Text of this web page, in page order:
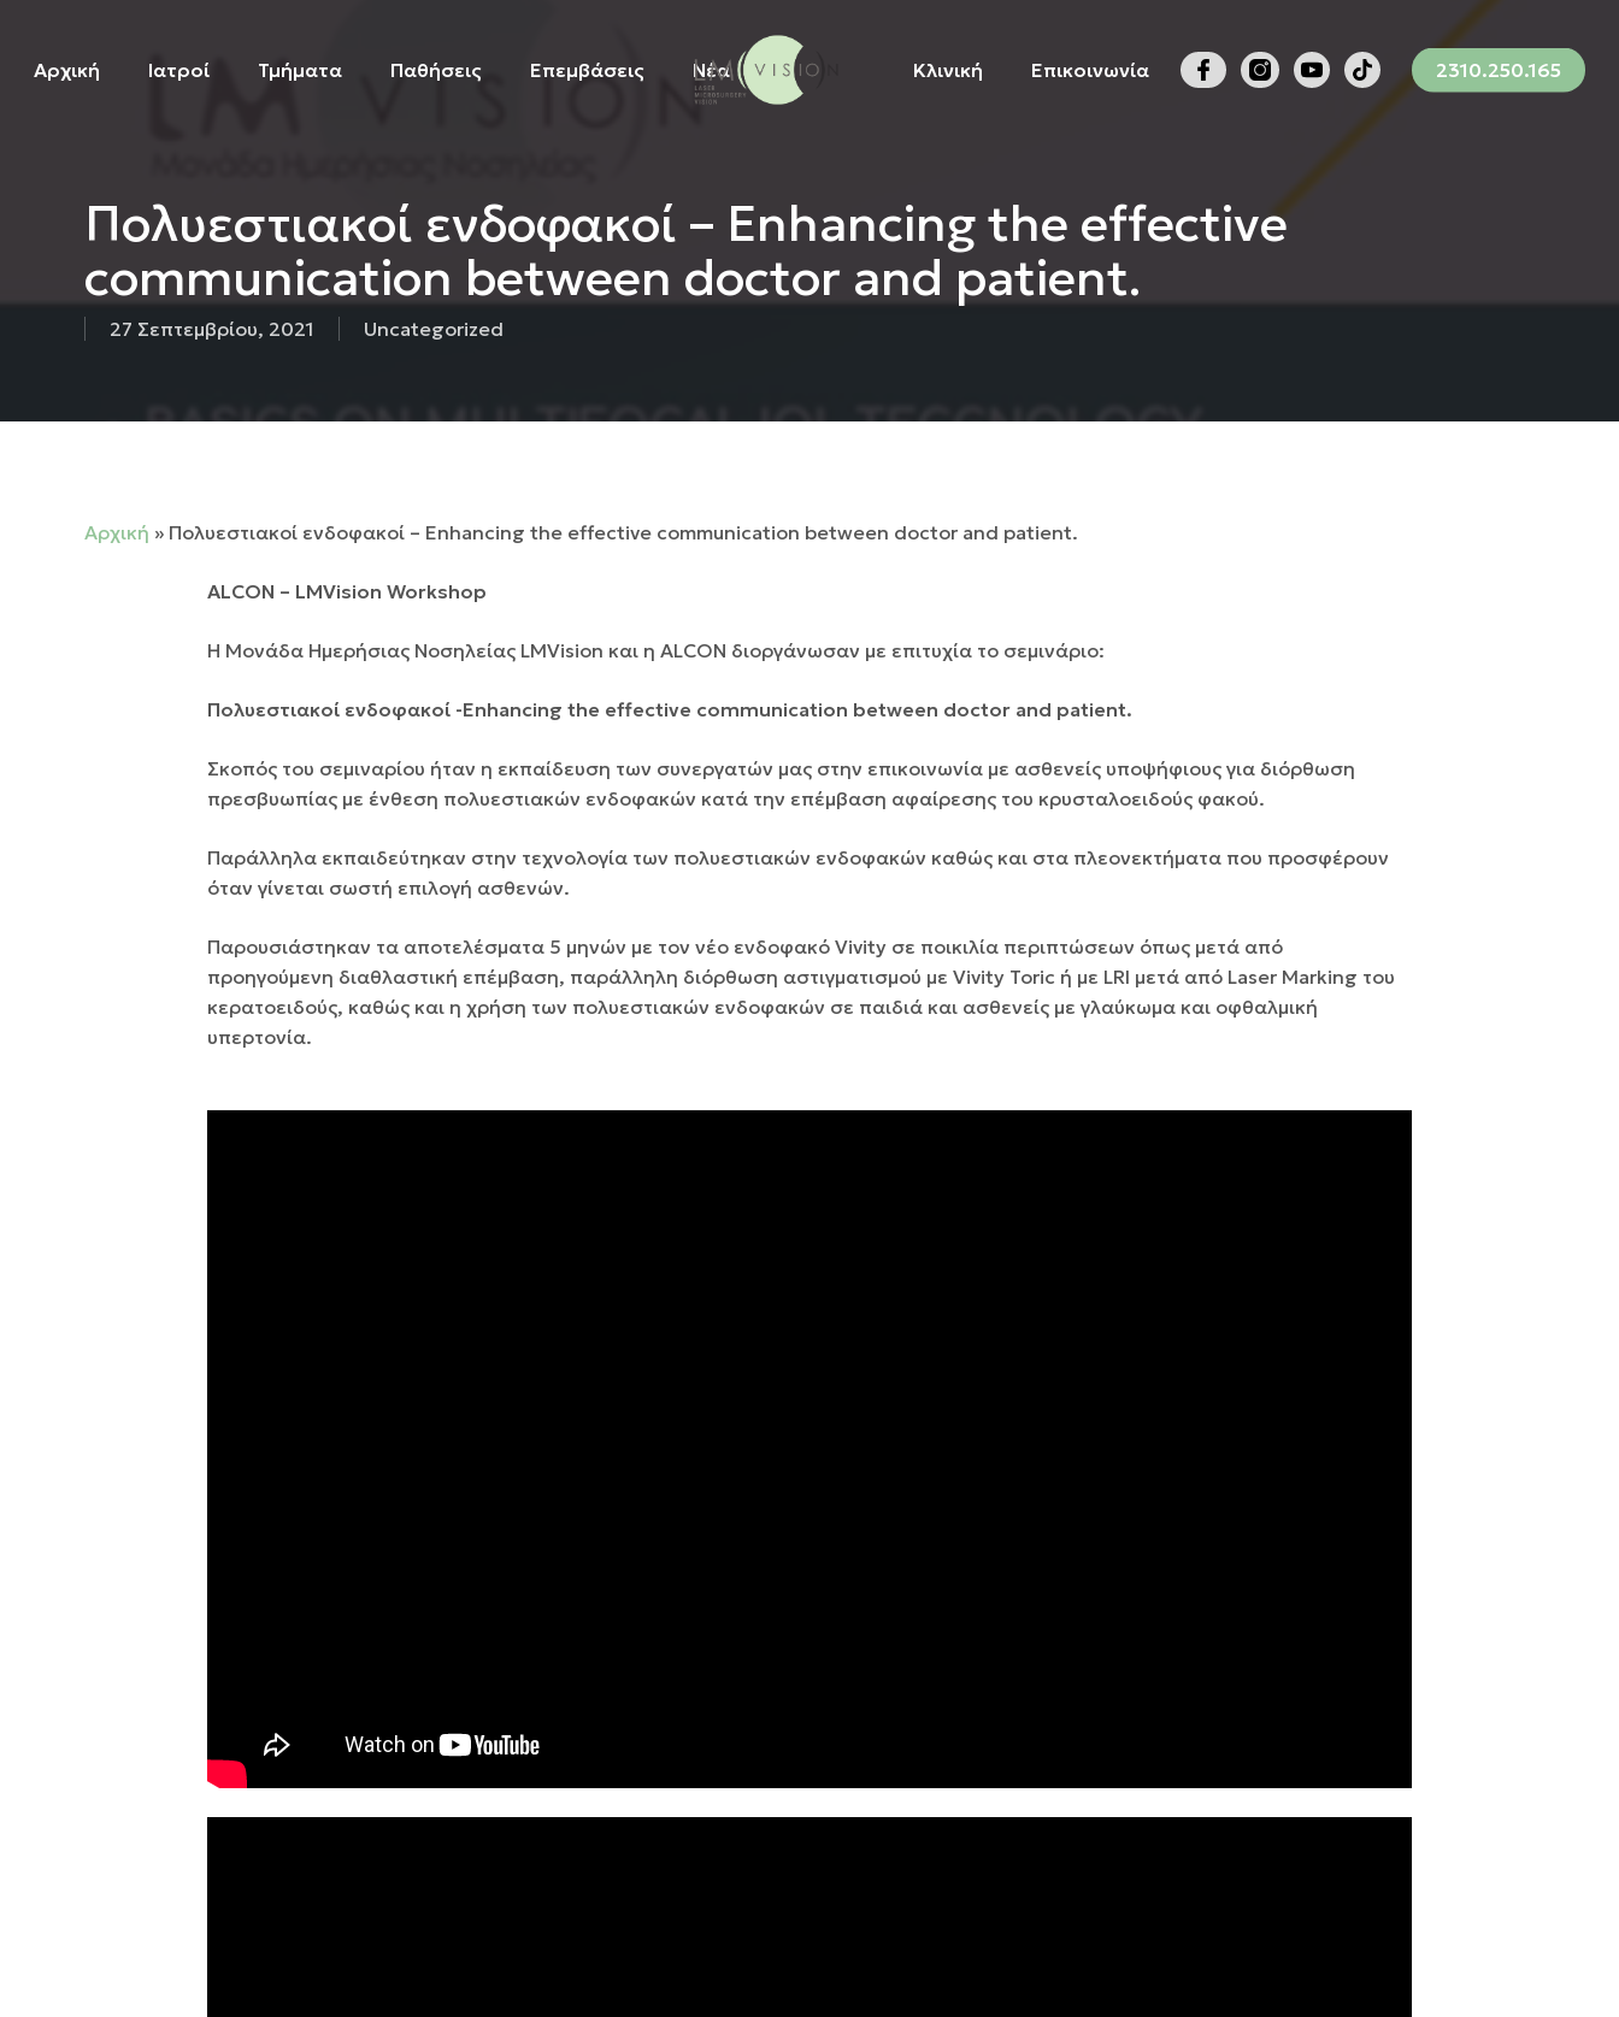
mainΑρχική Ιατροί Τμήματα Παθήσεις Επεμβάσεις Νέα Κλινική Επικοινωνία 2310.250.165
Πολυεστιακοί ενδοφακοί – Enhancing the effective
communication between doctor and patient.
27 Σεπτεμβρίου, 2021 Uncategorized
Αρχική » Πολυεστιακοί ενδοφακοί – Enhancing the effective communication between doctor and patient.
ALCON – LMVision Workshop
Η Μονάδα Ημερήσιας Νοσηλείας LMVision και η ALCON διοργάνωσαν με επιτυχία το σεμινάριο:
Πολυεστιακοί ενδοφακοί -Enhancing the effective communication between doctor and patient.
Σκοπός του σεμιναρίου ήταν η εκπαίδευση των συνεργατών μας στην επικοινωνία με ασθενείς υποψήφιους για διόρθωση
πρεσβυωπίας με ένθεση πολυεστιακών ενδοφακών κατά την επέμβαση αφαίρεσης του κρυσταλοειδούς φακού.
Παράλληλα εκπαιδεύτηκαν στην τεχνολογία των πολυεστιακών ενδοφακών καθώς και στα πλεονεκτήματα που προσφέρουν
όταν γίνεται σωστή επιλογή ασθενών.
Παρουσιάστηκαν τα αποτελέσματα 5 μηνών με τον νέο ενδοφακό Vivity σε ποικιλία περιπτώσεων όπως μετά από
προηγούμενη διαθλαστική επέμβαση, παράλληλη διόρθωση αστιγματισμού με Vivity Toric ή με LRI μετά από Laser Marking του
κερατοειδούς, καθώς και η χρήση των πολυεστιακών ενδοφακών σε παιδιά και ασθενείς με γλαύκωμα και οφθαλμική
υπερτονία.